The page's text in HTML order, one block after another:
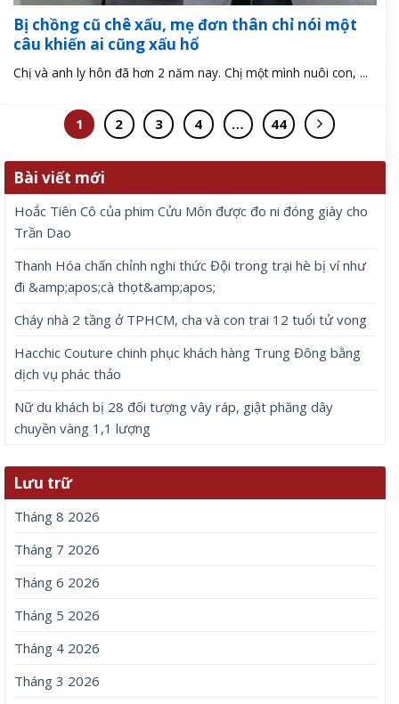
Bị chồng cũ chê xấu, mẹ đơn thân chỉ nói một
câu khiến ai cũng xấu hổ
Chị và anh ly hôn đã hơn 2 năm nay. Chị một mình nuôi con, ...
1 2 3 4 … 44
Bài viết mới
Hoắc Tiên Cô của phim Cửu Môn được đo ni đóng giày cho
Trần Dao
Thanh Hóa chấn chỉnh nghi thức Đội trong trại hè bị ví như
đi &amp;apos;cà thọt&amp;apos;
Cháy nhà 2 tầng ở TPHCM, cha và con trai 12 tuổi tử vong
Hacchic Couture chinh phục khách hàng Trung Đông bằng
dịch vụ phác thảo
Nữ du khách bị 28 đối tượng vây ráp, giật phăng dây
chuyền vàng 1,1 lượng
Lưu trữ
Tháng 8 2026
Tháng 7 2026
Tháng 6 2026
Tháng 5 2026
Tháng 4 2026
Tháng 3 2026